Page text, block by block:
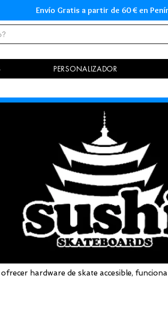
Gratis a partir de 60 € en
PERSONALIZADOR
hardware de skate accesible,